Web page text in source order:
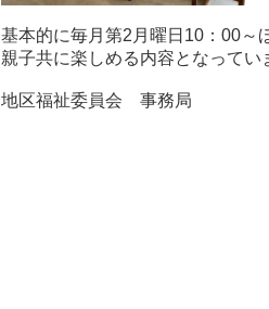
基本的に毎月第2月曜日10：00～
親子共に楽しめる内容となってい
地区福祉委員会 事務局